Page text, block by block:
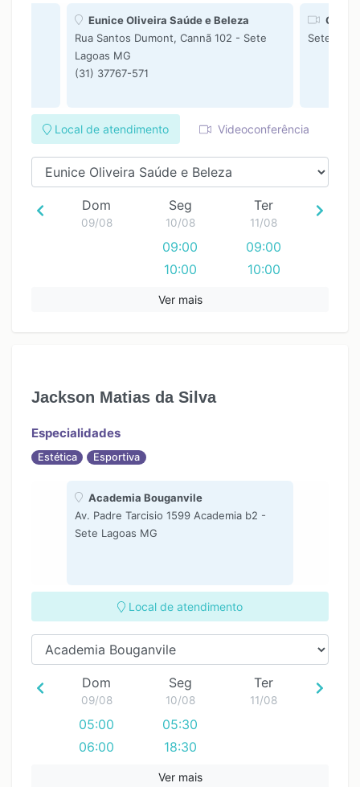
Eunice Oliveira Saúde e Beleza
Rua Santos Dumont, Cannã 102 - Sete
Lagoas MG
(31) 37767-571
Sete
Local de atendimento Videoconferência
Dom
09/08
Seg
10/08
09:00
10:00
11:00
Ter
11/08
09:00
10:00
Ver mais
Jackson Matias da Silva
Especialidades
Estética Esportiva
Academia Bouganvile
Av. Padre Tarcisio 1599 Academia b2 -
Sete Lagoas MG
Local de atendimento
Dom
09/08
05:00
06:00
Seg
10/08
05:30
18:30
19:30
Ter
11/08
Ver mais